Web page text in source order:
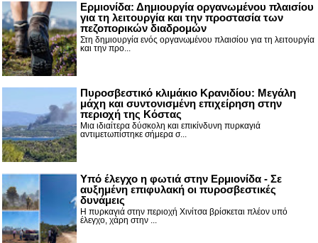
Ερμιονίδα: Δημιουργία οργανωμένου πλαισίου
για τη λειτουργία και την προστασία των
πεζοπορικών διαδρομών
Στη δημιουργία ενός οργανωμένου πλαισίου για τη λειτουργία
και την προ...
Πυροσβεστικό κλιμάκιο Κρανιδίου: Μεγάλη
μάχη και συντονισμένη επιχείρηση στην
περιοχή της Κόστας
Μια ιδιαίτερα δύσκολη και επικίνδυνη πυρκαγιά
αντιμετωπίστηκε σήμερα σ...
Υπό έλεγχο η φωτιά στην Ερμιονίδα - Σε
αυξημένη επιφυλακή οι πυροσβεστικές
δυνάμεις
Η πυρκαγιά στην περιοχή Χινίτσα βρίσκεται πλέον υπό
έλεγχο, χάρη στην ...